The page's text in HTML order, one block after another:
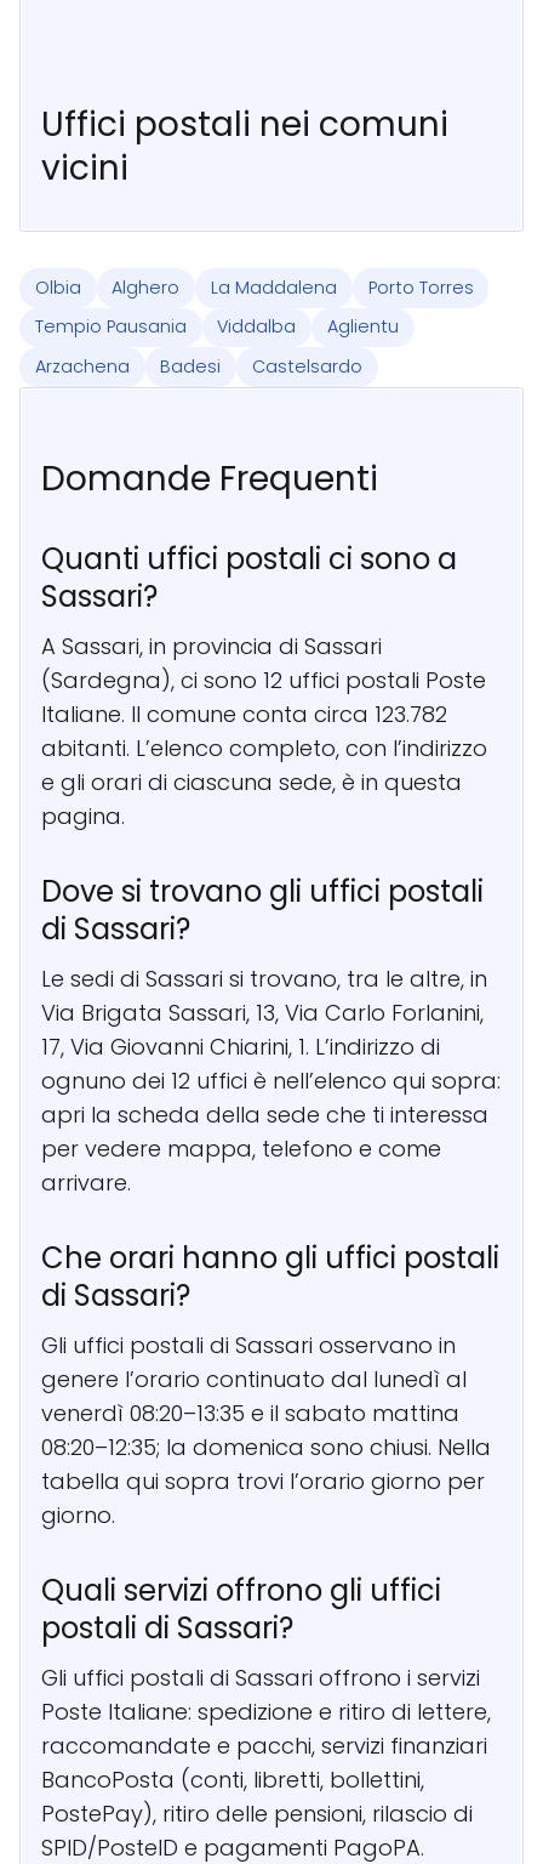
Uffici postali nei comuni
vicini
Olbia Alghero La Maddalena
Porto Torres
Tempio Pausania
Viddalba
Aglientu
Arzachena
Badesi Castelsardo
Domande Frequenti
Quanti uffici postali ci sono a
Sassari?
A Sassari, in provincia di Sassari
(Sardegna), ci sono 12 uffici postali Poste
Italiane. Il comune conta circa 123.782
abitanti. L’elenco completo, con l’indirizzo
e gli orari di ciascuna sede, è in questa
pagina.
Dove si trovano gli uffici postali
di Sassari?
Le sedi di Sassari si trovano, tra le altre, in
Via Brigata Sassari, 13, Via Carlo Forlanini,
17, Via Giovanni Chiarini, 1. L’indirizzo di
ognuno dei 12 uffici è nell’elenco qui sopra:
apri la scheda della sede che ti interessa
per vedere mappa, telefono e come
arrivare.
Che orari hanno gli uffici postali
di Sassari?
Gli uffici postali di Sassari osservano in
genere l’orario continuato dal lunedì al
venerdì 08:20–13:35 e il sabato mattina
08:20–12:35; la domenica sono chiusi. Nella
tabella qui sopra trovi l’orario giorno per
giorno.
Quali servizi offrono gli uffici
postali di Sassari?
Gli uffici postali di Sassari offrono i servizi
Poste Italiane: spedizione e ritiro di lettere,
raccomandate e pacchi, servizi finanziari
BancoPosta (conti, libretti, bollettini,
PostePay), ritiro delle pensioni, rilascio di
SPID/PosteID e pagamenti PagoPA.